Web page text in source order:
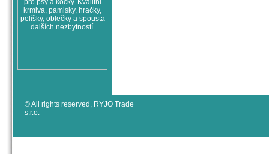
© All rights reserved, RYJO Trade
s.r.o.